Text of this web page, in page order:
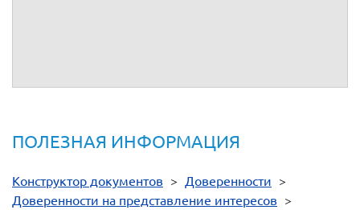
ПОЛЕЗНАЯ ИНФОРМАЦИЯ
Конструктор документов > Доверенности >
Доверенности на представление интересов >